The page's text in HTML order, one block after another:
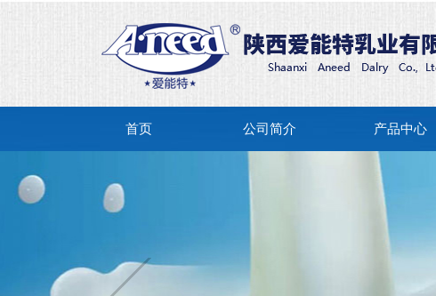
首页 公司简介 产品中心